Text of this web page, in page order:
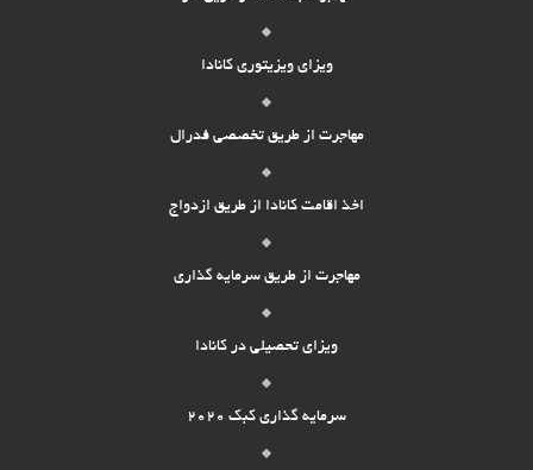
ویزای ویزیتوری کانادا
مهاجرت از طریق تخصصی فدرال
اخذ اقامت کانادا از طریق ازدواج
مهاجرت از طریق سرمایه گذاری
ویزای تحصیلی در کانادا
سرمایه گذاری کبک 2020